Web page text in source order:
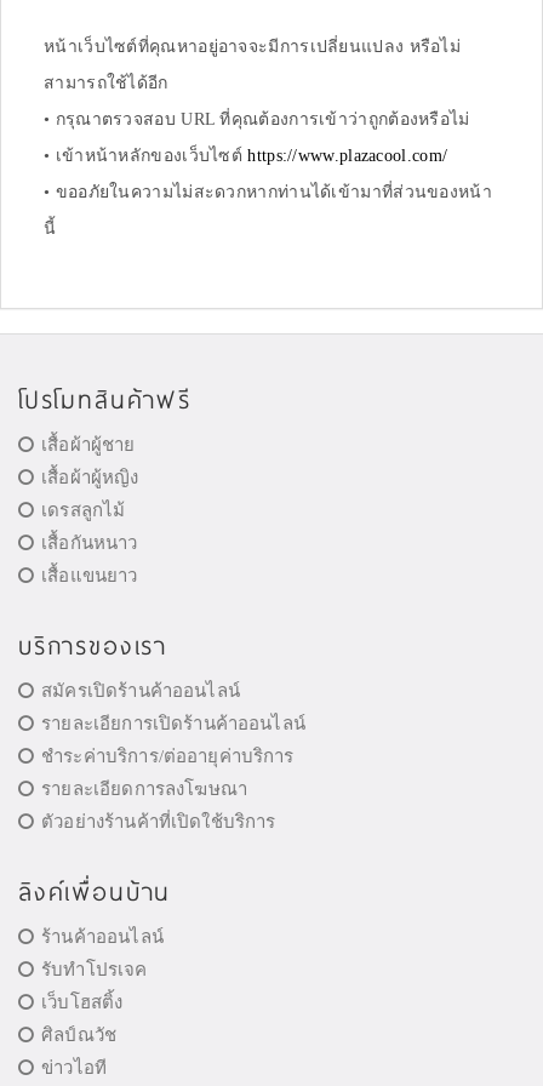
หน้าเว็บไซต์ที่คุณหาอยู่อาจจะมีการเปลี่ยนแปลง หรือไม่
สามารถใช้ได้อีก
• กรุณาตรวจสอบ URL ที่คุณต้องการเข้าว่าถูกต้องหรือไม่
• เข้าหน้าหลักของเว็บไซต์https://www.plazacool.com/
• ขออภัยในความไม่สะดวกหากท่านได้เข้ามาที่ส่วนของหน้า
นี้
โปรโมทสินค้าฟรี
เสื้อผ้าผู้ชาย
เสื้อผ้าผู้หญิง
เดรสลูกไม้
เสื้อกันหนาว
เสื้อแขนยาว
บริการของเรา
สมัครเปิดร้านค้าออนไลน์
รายละเอียการเปิดร้านค้าออนไลน์
ชำระค่าบริการ/ต่ออายุค่าบริการ
รายละเอียดการลงโฆษณา
ตัวอย่างร้านค้าที่เปิดใช้บริการ
ลิงค์เพื่อนบ้าน
ร้านค้าออนไลน์
รับทำโปรเจค
เว็บโฮสติ้ง
ศิลป์ณวัช
ข่าวไอที